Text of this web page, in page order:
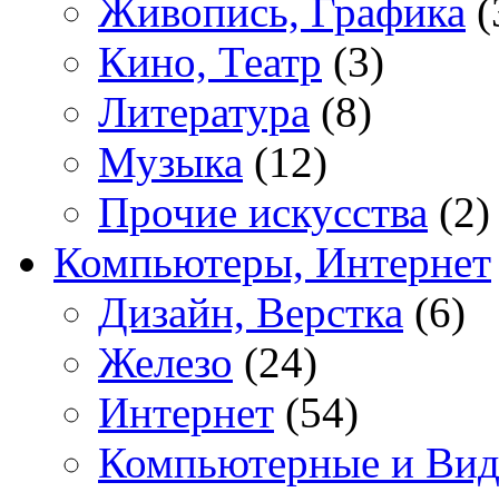
Живопись, Графика
Кино, Театр (3)
Литература (8)
Музыка (12)
Прочие искусства (2)
Компьютеры, Интернет
Дизайн, Верстка (6)
Железо (24)
Интернет (54)
Компьютерные и